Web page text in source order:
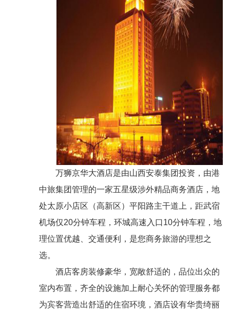
万狮京华大酒店是由山西安泰集团投资，由港
中旅集团管理的一家五星级涉外精品商务酒店，地
处太原小店区（高新区）平阳路主干道上，距武宿
机场仅20分钟车程，环城高速入口10分钟车程，地
理位置优越、交通便利，是您商务旅游的理想之
选。
酒店客房装修豪华，宽敞舒适的，品位出众的
室内布置，齐全的设施加上耐心关怀的管理服务都
为宾客营造出舒适的住宿环境，酒店设有华贵绮丽